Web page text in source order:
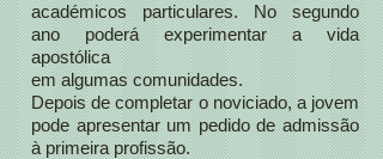
académicos particulares. No segundo
ano poderá experimentar a vida
apostólica
em algumas comunidades.
Depois de completar o noviciado, a jovem
pode apresentar um pedido de admissão
à primeira profissão.